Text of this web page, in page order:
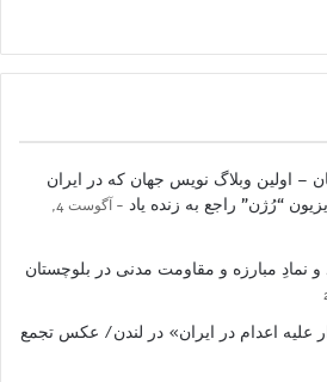
– اولین وبلاگ نویس جهان که در ایران
“رُژن” راجع به زنده یاد
آگوست 4,
و نمادِ مبارزه و مقاومت مدنی در بلوچستان
علیه اعدام در ایران» در لندن/ عکس تجمع